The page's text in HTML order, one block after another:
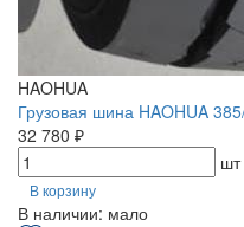
HAOHUA
Грузовая шина HAOHUA
32 780 ₽
шт
В корзину
В наличии: мало